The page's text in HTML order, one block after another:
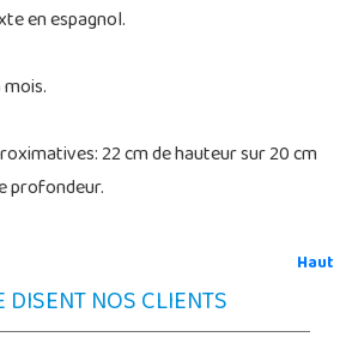
en espagnol.
22 cm de hauteur sur 20 cm
profondeur.
Haut
DISENT NOS CLIENTS